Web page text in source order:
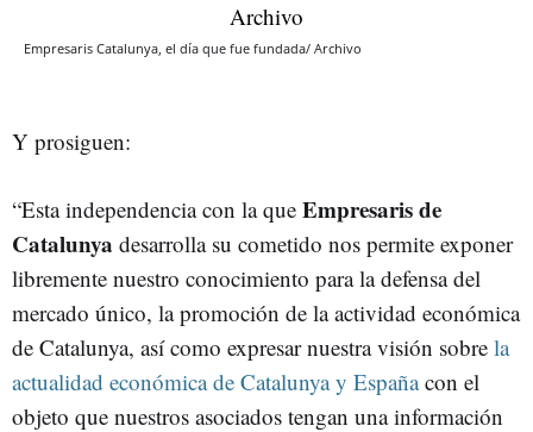
Empresaris Catalunya, el día que fue fundada/ Archivo
Y prosiguen:
“Esta independencia con la que Empresaris de
Catalunya desarrolla su cometido nos permite exponer
libremente nuestro conocimiento para la defensa del
mercado único, la promoción de la actividad económica
de Catalunya, así como expresar nuestra visión sobre la
actualidad económica de Catalunya y Españacon el
objeto que nuestros asociados tengan una información